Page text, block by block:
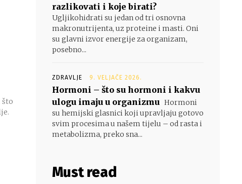
što
razlikovati i koje birati?
Ugljikohidrati su jedan od tri osnovna
makronutrijenta, uz proteine i masti. Oni
su glavni izvor energije za organizam,
posebno...
ZDRAVLJE 9. VELJAČE 2026.
Hormoni – što su hormoni i kakvu
ulogu imaju u organizmu Hormoni
su hemijski glasnici koji upravljaju gotovo
svim procesima u našem tijelu – od rasta i
metabolizma, preko sna...
Must read